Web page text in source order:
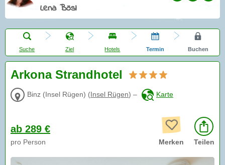
Lena Bösl
Suche Ziel Hotels Termin Buchen
Arkona Strandhotel
Binz (Insel Rügen) (Insel Rügen) – Karte
ab 289 €
pro Person Merken Teilen